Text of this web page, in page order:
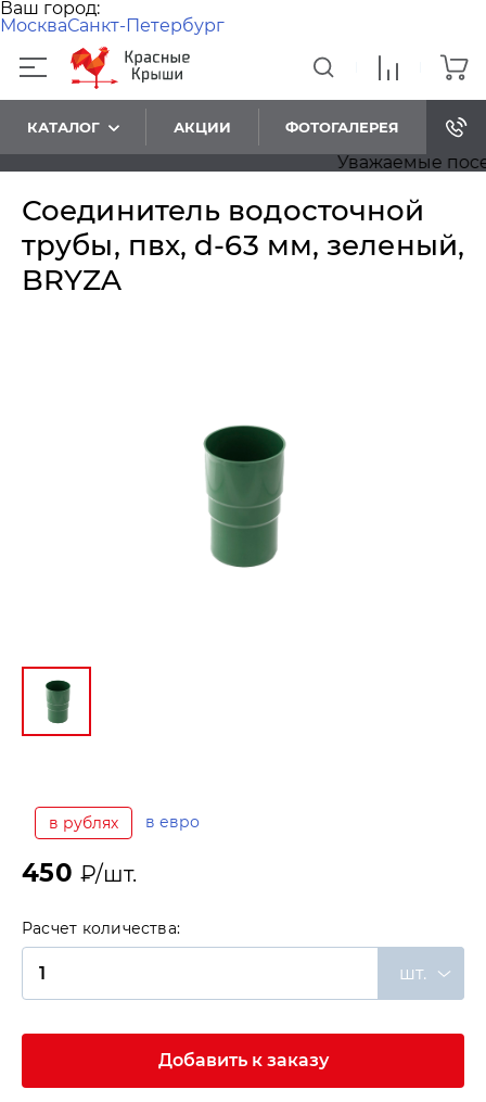
Ваш город:
МоскваСанкт-Петербург
КАТАЛОГ АКЦИИ ФОТОГАЛЕРЕЯ
Уважаемые
Соединитель водосточной
трубы, пвх, d-63 мм, зеленый,
BRYZA
в рублях в евро
450₽/шт.
Расчет количества:
шт.
Добавить к заказу